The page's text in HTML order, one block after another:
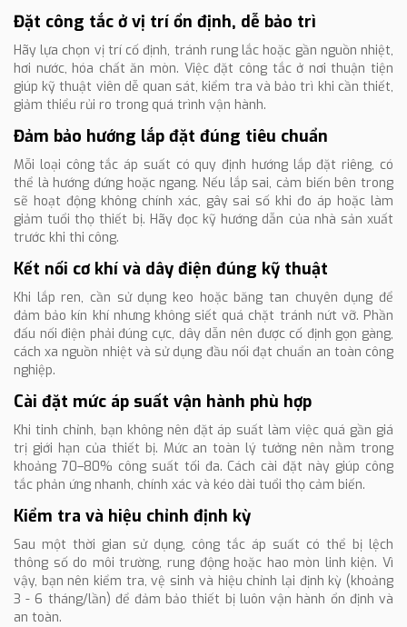
Đặt công tắc ở vị trí ổn định, dễ bảo trì
Hãy lựa chọn vị trí cố định, tránh rung lắc hoặc gần nguồn nhiệt,
hơi nước, hóa chất ăn mòn. Việc đặt công tắc ở nơi thuận tiện
giúp kỹ thuật viên dễ quan sát, kiểm tra và bảo trì khi cần thiết,
giảm thiểu rủi ro trong quá trình vận hành.
Đảm bảo hướng lắp đặt đúng tiêu chuẩn
Mỗi loại công tắc áp suất có quy định hướng lắp đặt riêng, có
thể là hướng đứng hoặc ngang. Nếu lắp sai, cảm biến bên trong
sẽ hoạt động không chính xác, gây sai số khi đo áp hoặc làm
giảm tuổi thọ thiết bị. Hãy đọc kỹ hướng dẫn của nhà sản xuất
trước khi thi công.
Kết nối cơ khí và dây điện đúng kỹ thuật
Khi lắp ren, cần sử dụng keo hoặc băng tan chuyên dụng để
đảm bảo kín khí nhưng không siết quá chặt tránh nứt vỡ. Phần
đấu nối điện phải đúng cực, dây dẫn nên được cố định gọn gàng,
cách xa nguồn nhiệt và sử dụng đầu nối đạt chuẩn an toàn công
nghiệp.
Cài đặt mức áp suất vận hành phù hợp
Khi tinh chỉnh, bạn không nên đặt áp suất làm việc quá gần giá
trị giới hạn của thiết bị. Mức an toàn lý tưởng nên nằm trong
khoảng 70–80% công suất tối đa. Cách cài đặt này giúp công
tắc phản ứng nhanh, chính xác và kéo dài tuổi thọ cảm biến.
Kiểm tra và hiệu chỉnh định kỳ
Sau một thời gian sử dụng, công tắc áp suất có thể bị lệch
thông số do môi trường, rung động hoặc hao mòn linh kiện. Vì
vậy, bạn nên kiểm tra, vệ sinh và hiệu chỉnh lại định kỳ (khoảng
3 - 6 tháng/lần) để đảm bảo thiết bị luôn vận hành ổn định và
an toàn.